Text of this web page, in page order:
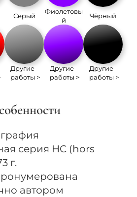
Серый
Другие
работы >
Фиолетовы
й
Другие
работы >
Чёрный
Другие
работы >
серия HC (hors
г.
автором